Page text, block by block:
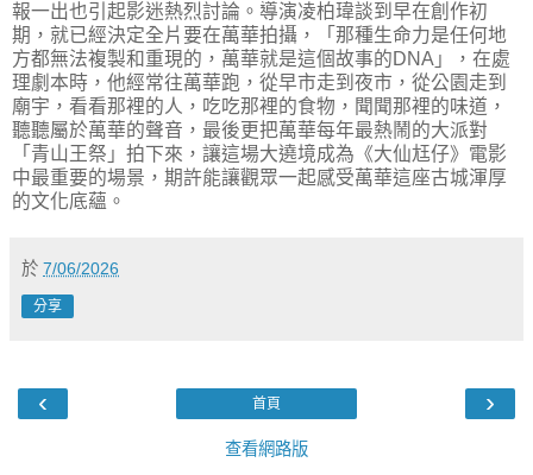
報一出也引起影迷熱烈討論。導演凌柏瑋談到早在創作初
期，就已經決定全片要在萬華拍攝，「那種生命力是任何地
方都無法複製和重現的，萬華就是這個故事的DNA」，在處
理劇本時，他經常往萬華跑，從早市走到夜市，從公園走到
廟宇，看看那裡的人，吃吃那裡的食物，聞聞那裡的味道，
聽聽屬於萬華的聲音，最後更把萬華每年最熱鬧的大派對
「青山王祭」拍下來，讓這場大遶境成為《大仙尪仔》電影
中最重要的場景，期許能讓觀眾一起感受萬華這座古城渾厚
的文化底蘊。
於 7/06/2026
分享
‹ ›
首頁
查看網路版